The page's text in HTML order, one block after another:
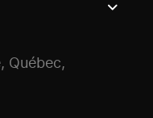
Québec,